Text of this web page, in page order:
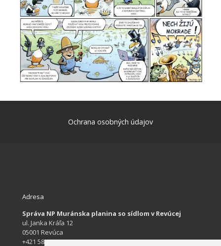
Ochrana osobných údajov
Adresa
Správa NP Muránska planina so sídlom v Revúcej
ul. Janka Kráľa 12
05001 Revúca
+421 584 422 061